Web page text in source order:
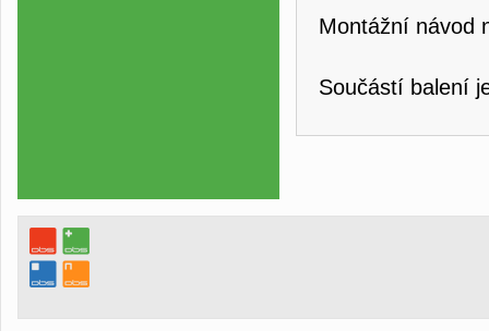
Montážní návod
Součástí balení